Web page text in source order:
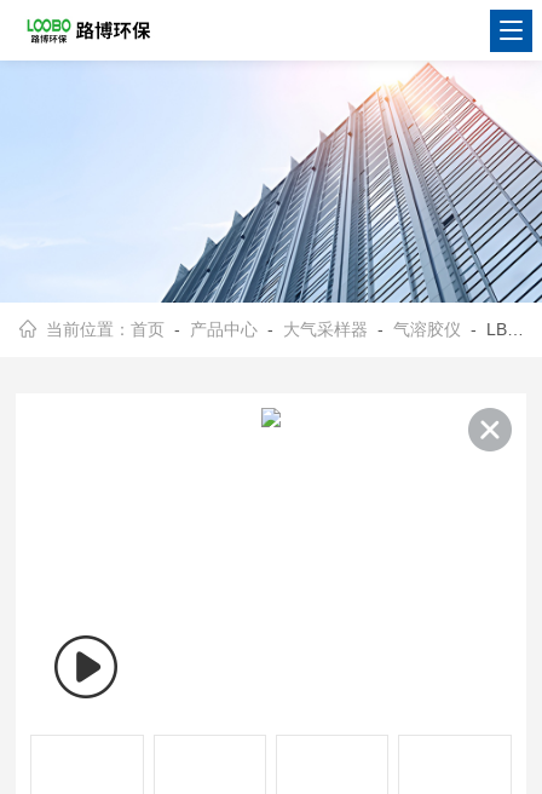
当前位置：首页 - 产品中心 - 大气采样器 -气溶胶仪 - LB-NS2112微生物气溶胶浓缩器手动调节